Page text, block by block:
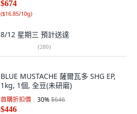
$674
($16.85/10g)
8/12 星期三 預計送達
(280)
BLUE MUSTACHE 薩爾瓦多 SHG EP,
1kg, 1個, 全豆(未研磨)
首購折扣價 30%$646
$446